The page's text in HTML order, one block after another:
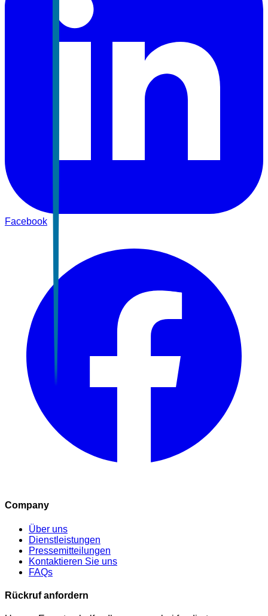
Facebook
Company
Über uns
Dienstleistungen
Pressemitteilungen
Kontaktieren Sie uns
FAQs
Rückruf anfordern